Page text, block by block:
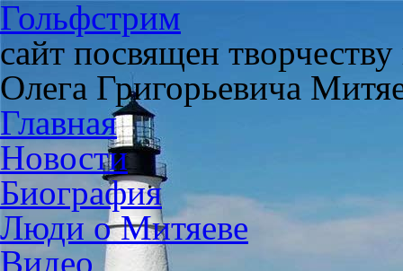
Гольфстрим
сайт посвящен
Олега Григорьевича
Главная
Новости
Биография
Люди о Митяеве
Видео